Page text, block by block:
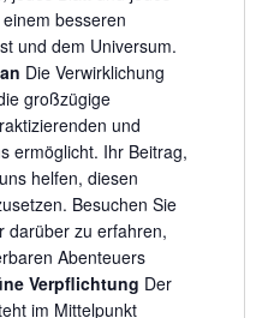
besseren
und dem Universum.
Die Verwirklichung
großzügige
und
ermöglicht. Ihr Beitrag,
helfen, diesen
Besuchen Sie
darüber zu erfahren,
Abenteuers
Verpflichtung Der
im Mittelpunkt